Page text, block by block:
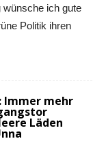
wünsche ich gute
Politik ihren
Immer mehr
Läden